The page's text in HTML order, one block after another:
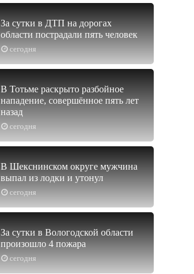
сегодня
За сутки в ДТП на дорогах
области пострадали пять человек
сегодня
В Тотьме раскрыто разбойное
нападение, совершённое пять лет
назад
сегодня
В Шекснинском округе мужчина
выпал из лодки и утонул
сегодня
За сутки в Вологодской области
произошло 4 пожара